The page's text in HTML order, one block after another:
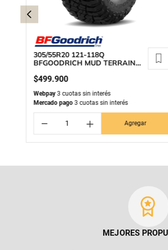
305/55R20 121-118Q
BFGOODRICH MUD TERRAIN
$499.900
Webpay3 cuotas sin interés
Mercado pago3 cuotas sin interés
＋
－ Agregar
MEJORES